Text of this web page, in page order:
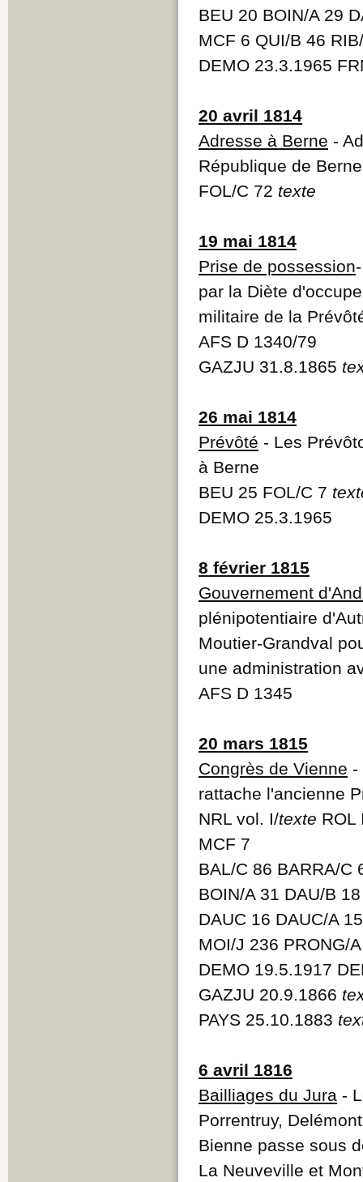
BEU 20 BOIN/A 29
MCF 6 QUI/B 46
DEMO 23.3.1965
20 avril 1814
Adresse à Berne -
République de
FOL/C 72 texte
19 mai 1814
Prise de possession
par la Diète
militaire de la
AFS D 1340/79
GAZJU 31.8.1865
26 mai 1814
Prévôté - Les
à Berne
BEU 25 FOL/C 7
DEMO 25.3.1965
8 février 1815
Gouvernement
plénipotentiaire
Moutier-Grandval
une administration
AFS D 1345
20 mars 1815
Congrès de Vienne -
rattache l'ancienne
NRL vol. I/texte
MCF 7
BAL/C 86 BARRA/C
BOIN/A 31 DAU/B
DAUC 16 DAUC/A
MOI/J 236 PRONG/
DEMO 19.5.1917
GAZJU 20.9.1866
PAYS 25.10.1883
6 avril 1816
Bailliages du Jura -
Porrentruy,
Bienne passe sous
La Neuveville et